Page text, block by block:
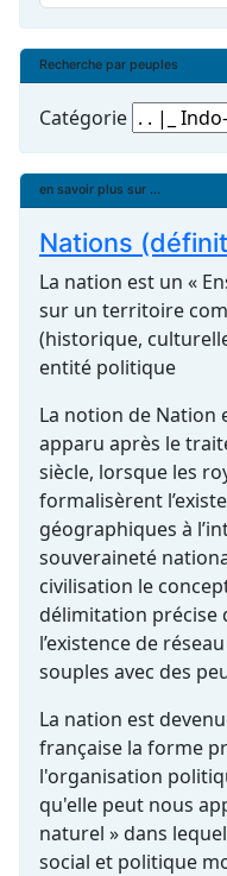
Recherche par peuples
Catégorie
en savoir plus sur ...
Nations
La nation est un «
sur un territoire
(historique,
entité politique
La notion de Nation
apparu après le
siècle, lorsque les
formalisèrent
géographiques à
souveraineté
civilisation le
délimitation précise
l’existence de
souples avec des
La nation est
française la forme
l'organisation
qu'elle peut nous
naturel » dans
social et politique